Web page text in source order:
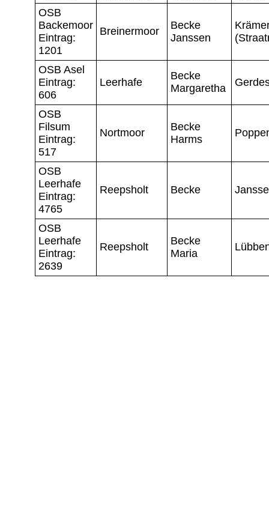
OSB
Backemoor
Eintrag:
1201
Breinermoor
Becke
Janssen
OSB Asel
Eintrag:
606
Leerhafe
Becke
Margaretha
OSB
Filsum
Eintrag:
517
Nortmoor
Becke
Harms
OSB
Leerhafe
Eintrag:
4765
Reepsholt Becke
OSB
Leerhafe
Eintrag:
2639
Reepsholt
Becke
Maria